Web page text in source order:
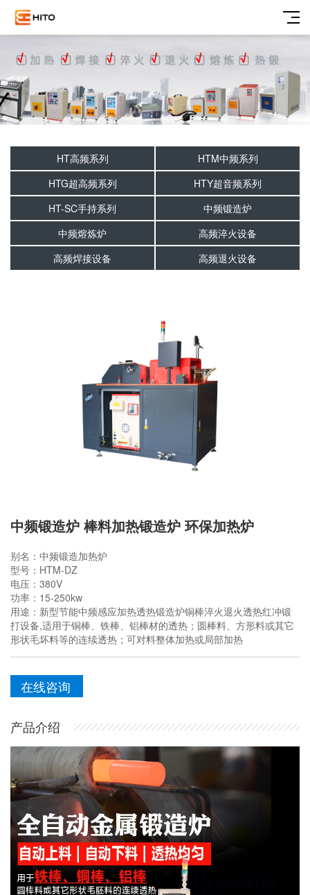
HT高频系列
HTM中频系列
HTG超高频系列
HTY超音频系列
HT-SC手持系列
中频锻造炉
中频熔炼炉
高频淬火设备
高频焊接设备
高频退火设备
中频锻造炉 棒料加热锻造炉 环保加热炉
别名：中频锻造加热炉
型号：HTM-DZ
电压：380V
功率：15-250kw
用途：新型节能中频感应加热透热锻造炉铜棒淬火退火透热红冲锻
打设备,适用于铜棒、铁棒、铝棒材的透热；圆棒料、方形料或其它
形状毛坏料等的连续透热；可对料整体加热或局部加热
在线咨询
产品介绍